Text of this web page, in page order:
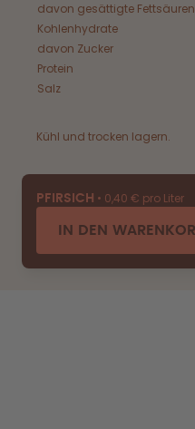
davon gesättigte Fettsäuren
Kohlenhydrate
davon Zucker
Protein
Salz
Kühl und trocken lagern.
PFIRSICH • 0,40 € pro Liter
IN DEN